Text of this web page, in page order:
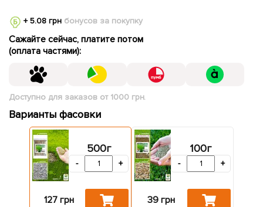
+ 5.08 грнбонусов за покупку
Сажайте сейчас, платите потом
(оплата частями):
Доступно для заказов от 1000 грн.
Варианты фасовки
500г
- +
127 грн
100г
- +
39 грн